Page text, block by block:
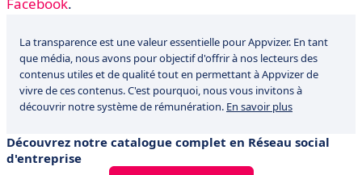
La transparence est une valeur essentielle pour Appvizer. En tant
que média, nous avons pour objectif d'offrir à nos lecteurs des
contenus utiles et de qualité tout en permettant à Appvizer de
vivre de ces contenus. C'est pourquoi, nous vous invitons à
découvrir notre système de rémunération. En savoir plus
Découvrez notre catalogue complet en Réseau social
d'entreprise